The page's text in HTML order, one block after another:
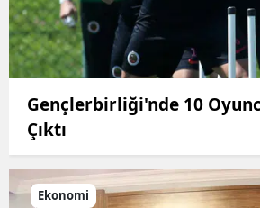
Gençlerbirliği'nde 10
Çıktı
Ekonomi